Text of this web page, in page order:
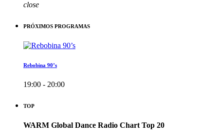
close
PRÓXIMOS PROGRAMAS
Rebobina 90’s
19:00 - 20:00
TOP
WARM Global Dance Radio Chart Top 20